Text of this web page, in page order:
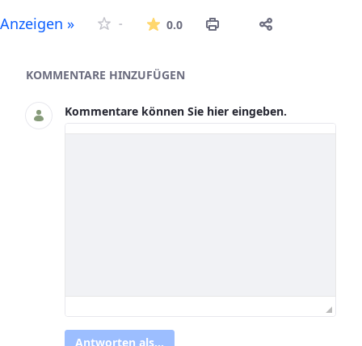
Anzeigen » - 0.0Die durchschnittliche
Asset-Herausgeber
KOMMENTARE HINZUFÜGEN
Kommentare können Sie hier eingeben.
Antworten als...